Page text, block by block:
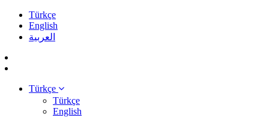
Türkçe
English
العربية
Türkçe
Türkçe
English